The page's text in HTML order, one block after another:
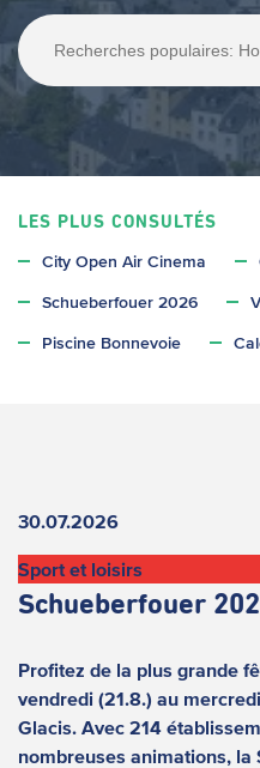
LES PLUS CONSULTÉS
City Open Air Cinema
Schueberfouer 2026
Piscine Bonnevoie
Actualités
30.07.2026
Sport et loisirs
Schueberfouer
Profitez de la plus grande
vendredi (21.8.) au
Glacis. Avec 214
nombreuses animations,